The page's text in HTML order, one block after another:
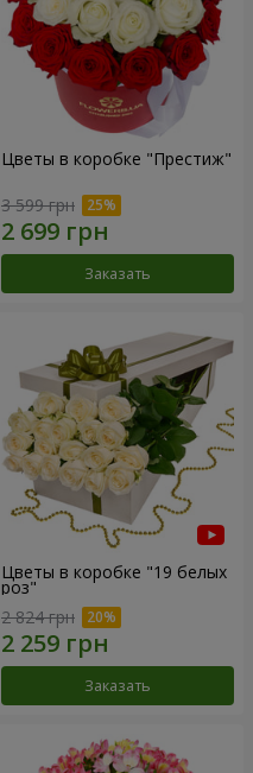
Цветы в коробке "Престиж"
3 599 грн
Заказать
Цветы в коробке "19 белых
роз"
2 824 грн
Заказать